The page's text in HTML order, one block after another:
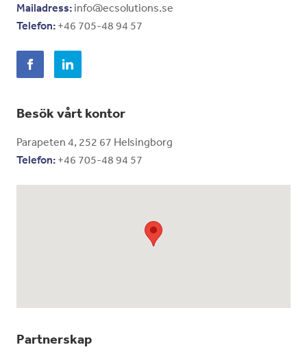
Mailadress: info@ecsolutions.se
Telefon: +46 705-48 94 57
Besök vårt kontor
Parapeten 4, 252 67 Helsingborg
Telefon: +46 705-48 94 57
Partnerskap